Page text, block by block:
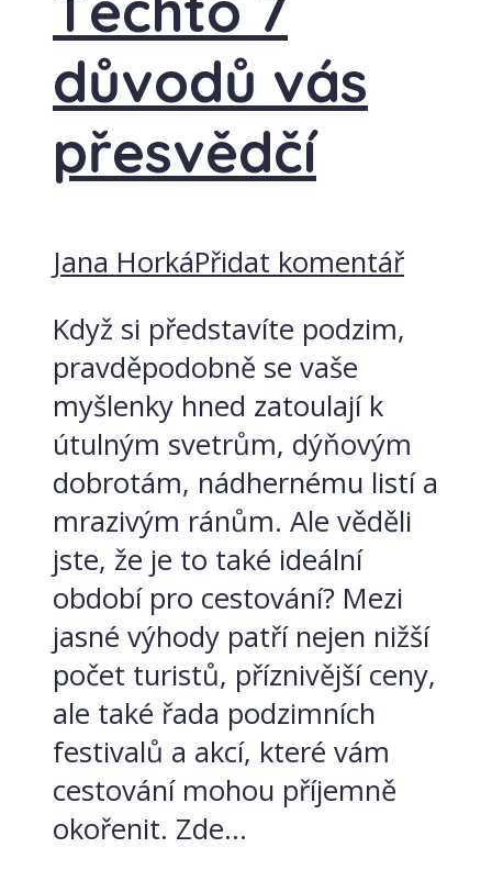
důvodů vás
přesvědčí
Jana HorkáPřidat komentář
Když si představíte podzim,
pravděpodobně se vaše
myšlenky hned zatoulají k
útulným svetrům, dýňovým
dobrotám, nádhernému listí a
mrazivým ránům. Ale věděli
jste, že je to také ideální
období pro cestování? Mezi
jasné výhody patří nejen nižší
počet turistů, příznivější ceny,
ale také řada podzimních
festivalů a akcí, které vám
cestování mohou příjemně
okořenit. Zde...